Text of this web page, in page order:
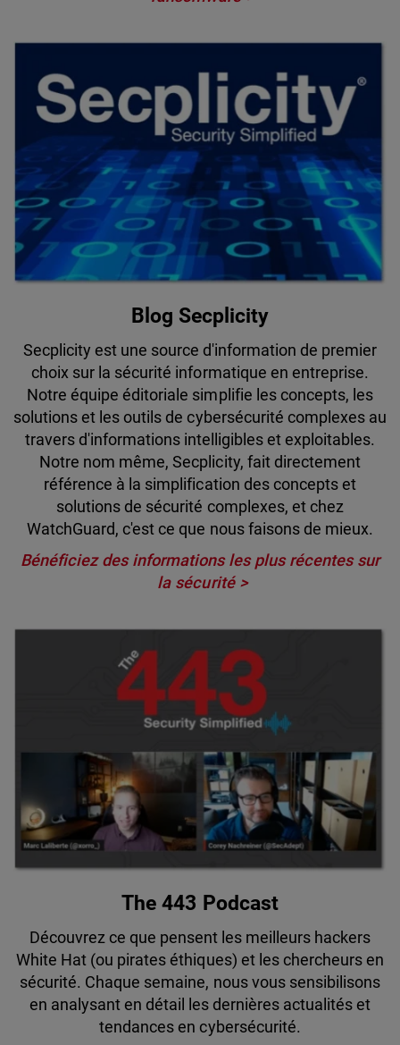
Blog Secplicity
Secplicity est une source d'information de premier
choix sur la sécurité informatique en entreprise.
Notre équipe éditoriale simplifie les concepts, les
solutions et les outils de cybersécurité complexes au
travers d'informations intelligibles et exploitables.
Notre nom même, Secplicity, fait directement
référence à la simplification des concepts et
solutions de sécurité complexes, et chez
WatchGuard, c'est ce que nous faisons de mieux.
Bénéficiez des informations les plus récentes sur
la sécurité
The 443 Podcast
Découvrez ce que pensent les meilleurs hackers
White Hat (ou pirates éthiques) et les chercheurs en
sécurité. Chaque semaine, nous vous sensibilisons
en analysant en détail les dernières actualités et
tendances en cybersécurité.